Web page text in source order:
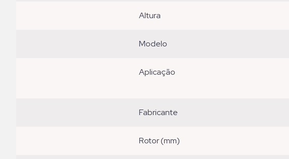
altura
modelo
aplicação
fabricante
rotor (mm)